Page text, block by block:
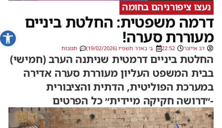
פתח
נעצו ציפורניהם בחומה
דרמה משפטית: החלטת ביניים
מעוררת סערה!
דב אייזנר 22:52 ב׳ באדר תשפ״ו (19/02/2026) תגובות
החלטת ביניים דרמטית שניתנה הערב (חמישי)
בבית המשפט העליון מעוררת סערה אדירה
במערכת הפוליטית, הדתית והציבורית
-״דרושה חקיקה מיידית״ כל הפרטים